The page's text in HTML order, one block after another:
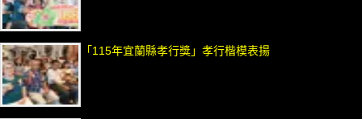
「115年宜蘭縣孝行獎」孝行楷模表揚